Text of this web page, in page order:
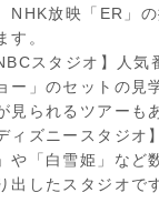
NHK放映「ER」
す。
スタジオ】人気
ー」のセットの見
見られるツアーも
ィズニースタジオ
や「白雪姫」など
出したスタジオで